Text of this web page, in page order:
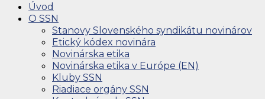
Úvod
O SSN
Stanovy Slovenského syndikátu novinárov
Etický kódex novinára
Novinárska etika
Novinárska etika v Európe (EN)
Kluby SSN
Riadiace orgány SSN